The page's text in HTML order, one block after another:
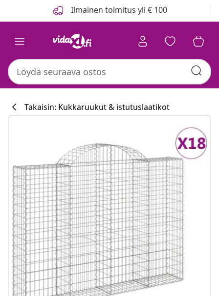
Ilmainen toimitus yli € 100
#sharemevidaxl
Takaisin: Kukkaruukut & istutuslaatikot